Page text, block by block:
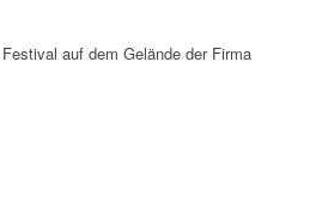
auf dem Gelände der Firma